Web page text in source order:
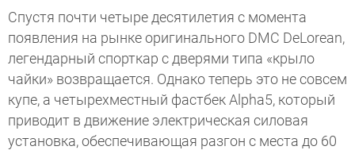
Спустя почти четыре десятилетия с момента
появления на рынке оригинального DMC DeLorean,
легендарный спорткар с дверями типа «крыло
чайки» возвращается. Однако теперь это не совсем
купе, а четырехместный фастбек Alpha5, который
приводит в движение электрическая силовая
установка, обеспечивающая разгон с места до 60